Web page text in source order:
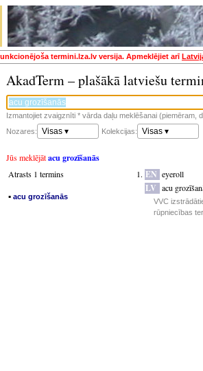
termini.lza.lv versija. Apmeklējiet arī
AkadTerm – plašākā latviešu
Izmantojiet zvaigznīti * vārda daļu meklēšanai (piemēram,
Nozares:
Visas ▾ Kolekcijas: Visas ▾
Jūs meklējātacu grozīšanās
Atrasts 1 termins
▪ acu grozīšanās
EN eyeroll
LV acu
VVC
rūpniecības